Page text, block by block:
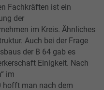
Fachkräften ist ein
der
im Kreis. Ähnliches
Auch bei der Frage
der B 64 gab es
Einigkeit. Nach
im
hofft man nach dem